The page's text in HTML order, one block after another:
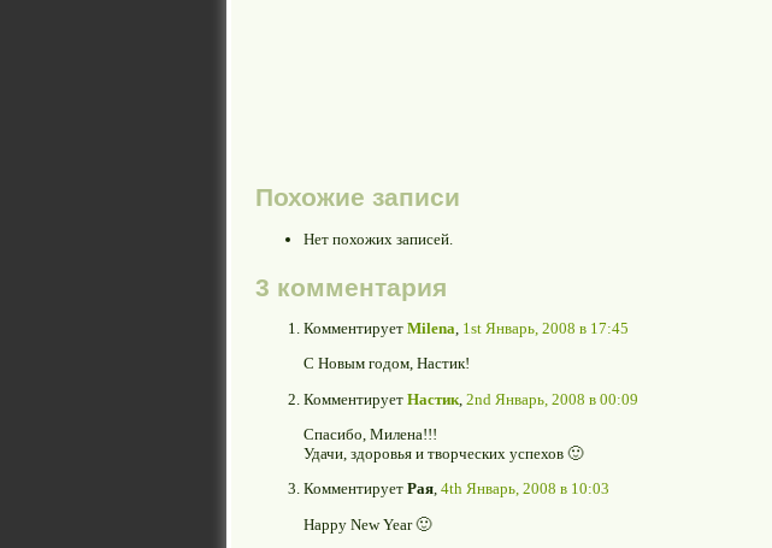
Похожие записи
Нет похожих записей.
3 комментария
Комментирует Milena, 1st Январь, 2008 в 17:45
С Новым годом, Настик!
Комментирует Настик 2nd Январь, 2008 в 00:09
Спасибо, Милена!!!
Удачи, здоровья и творческих успехов 🙂
Комментирует Рая, 4th Январь, 2008 в 10:03
Happy New Year 🙂